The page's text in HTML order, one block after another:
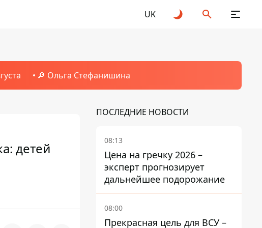
UK
🔎 Ольга Стефанишина
детей
ПОСЛЕДНИЕ НОВОСТИ
08:13
Цена на гречку 2026 –
эксперт прогнозирует
дальнейшее подорожание
08:00
Прекрасная цель для ВСУ –